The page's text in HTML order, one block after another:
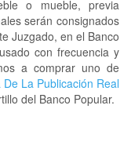
o mueble, previa
serán consignados
Juzgado, en el Banco
con frecuencia y
a comprar uno de
La Publicación Real
del Banco Popular.